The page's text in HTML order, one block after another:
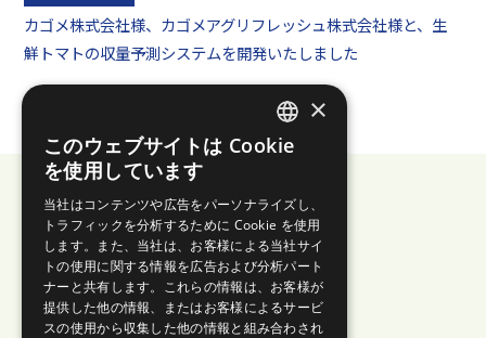
カゴメ株式会社様、カゴメアグリフレッシュ株式会社様と、生
鮮トマトの収量予測システムを開発いたしました
株式会社エイゾス
プライバシーポリシー
セキュリティ
JAPANESE
×
このウェブサイトは Cookie
を使用しています
当社はコンテンツや広告をパーソナライズし、
トラフィックを分析するために Cookie を使用
します。また、当社は、お客様による当社サイ
トの使用に関する情報を広告および分析パート
ナーと共有します。これらの情報は、お客様が
提供した他の情報、またはお客様によるサービ
スの使用から収集した他の情報と組み合わされ